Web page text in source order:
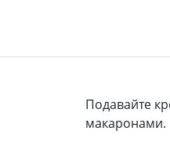
Подавайте
макаронами.